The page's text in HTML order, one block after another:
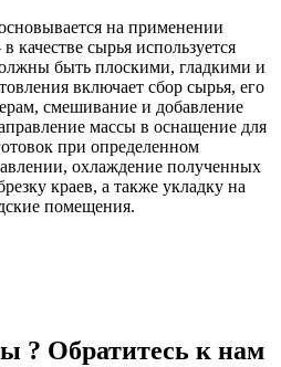
на применении
качестве сырья используется
быть плоскими, гладкими и
включает сбор сырья, его
смешивание и добавление
массы в оснащение для
при определенном
охлаждение полученных
краев, а также укладку на
помещения.
? Обратитесь к нам